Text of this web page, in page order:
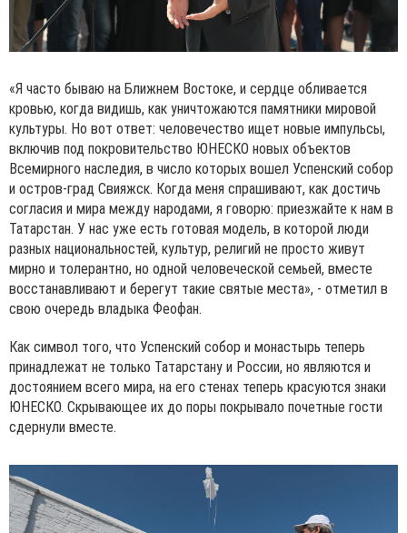
«Я часто бываю на Ближнем Востоке, и сердце обливается
кровью, когда видишь, как уничтожаются памятники мировой
культуры. Но вот ответ: человечество ищет новые импульсы,
включив под покровительство ЮНЕСКО новых объектов
Всемирного наследия, в число которых вошел Успенский собор
и остров-град Свияжск. Когда меня спрашивают, как достичь
согласия и мира между народами, я говорю: приезжайте к нам в
Татарстан. У нас уже есть готовая модель, в которой люди
разных национальностей, культур, религий не просто живут
мирно и толерантно, но одной человеческой семьей, вместе
восстанавливают и берегут такие святые места», - отметил в
свою очередь владыка Феофан.
Как символ того, что Успенский собор и монастырь теперь
принадлежат не только Татарстану и России, но являются и
достоянием всего мира, на его стенах теперь красуются знаки
ЮНЕСКО. Скрывающее их до поры покрывало почетные гости
сдернули вместе.